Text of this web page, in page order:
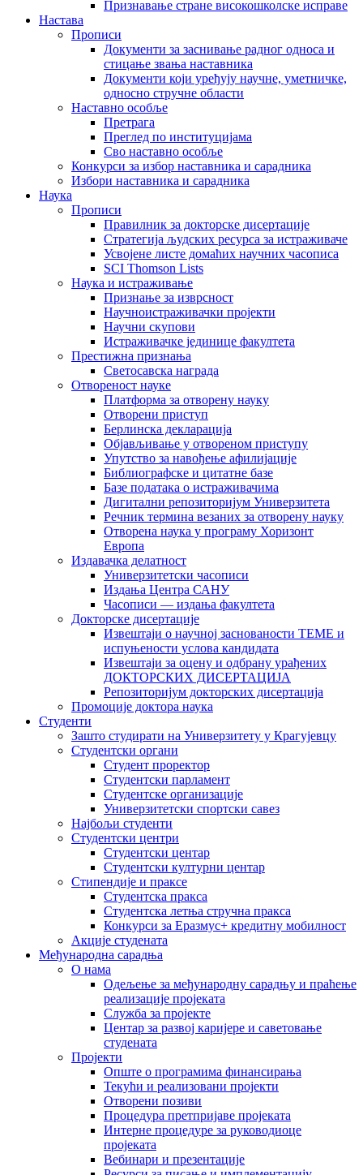
Признавање стране високошколске исправе
Настава
Прописи
Документи за заснивање радног односа и
стицање звања наставника
Документи који уређују научне, уметничке,
односно стручне области
Наставно особље
Претрага
Преглед по институцијама
Сво наставно особље
Конкурси за избор наставника и сарадника
Избори наставника и сарадника
Наука
Прописи
Правилник за докторске дисертације
Стратегија људских ресурса за истраживаче
Усвојене листе домаћих научних часописа
SCI Thomson Lists
Наука и истраживање
Признање за изврсност
Научноистраживачки пројекти
Научни скупови
Истраживачке јединице факултета
Престижна признања
Светосавска награда
Отвореност науке
Платформа за отворену науку
Отворени приступ
Берлинска декларација
Објављивање у отвореном приступу
Упутство за навођење афилијације
Библиографске и цитатне базе
Базе података о истраживачима
Дигитални репозиторијум Универзитета
Рeчник термина везаних за отворену науку
Отворена наука у програму Хоризонт
Европа
Издавачка делатност
Универзитетски часописи
Издања Центра САНУ
Часописи — издања факултета
Докторске дисертације
Извештаји о научној заснованости ТЕМЕ и
испуњености услова кандидата
Извештаји за оцену и одбрану урађених
ДОКТОРСКИХ ДИСЕРТАЦИЈА
Репозиторијум докторских дисертација
Промоције доктора наука
Студенти
Зашто студирати на Универзитету у Крагујевцу
Студентски органи
Студент проректор
Студентски парламент
Студентске организације
Универзитетски спортски савез
Најбољи студенти
Студентски центри
Студентски центар
Студентски културни центар
Стипендије и праксе
Студентска пракса
Студентска летња стручна пракса
Конкурси за Еразмус+ кредитну мобилност
Акције студената
Међународна сарадња
О нама
Одељење за међународну сарадњу и праћење
реализације пројеката
Служба за пројекте
Центар за развој каријере и саветовање
студената
Пројекти
Опште о програмима финансирања
Текући и реализовани пројекти
Отворени позиви
Процедура претпријаве пројеката
Интерне процедуре за руководиоце
пројеката
Вебинари и презентације